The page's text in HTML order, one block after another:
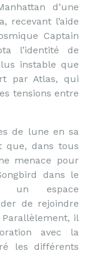
d’une
recevant l’aide
Captain
l’identité de
instable que
par Atlas, qui
tensions entre
de lune en sa
que, dans tous
menace pour
dans le
un espace
de rejoindre
il
avec la
les différents